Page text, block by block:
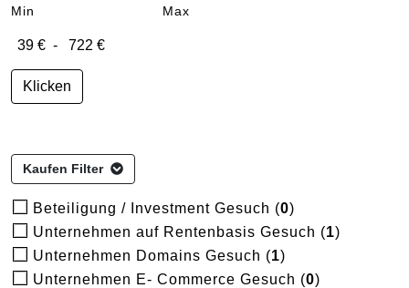
Min Max
Klicken
Kaufen Filter
Beteiligung / Investment Gesuch (0)
Unternehmen auf Rentenbasis Gesuch (1)
Unternehmen Domains Gesuch (1)
Unternehmen E- Commerce Gesuch (0)